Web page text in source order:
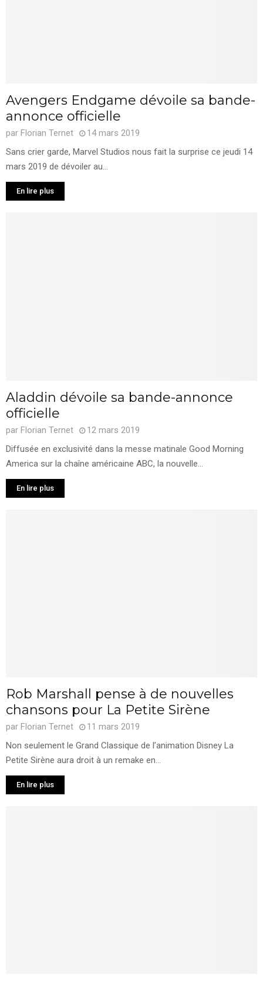
Avengers Endgame dévoile sa bande-
annonce officielle
par Florian Ternet
14 mars 2019
Sans crier garde, Marvel Studios nous fait la surprise ce jeudi 14
mars 2019 de dévoiler au...
En lire plus
Aladdin dévoile sa bande-annonce
officielle
par Florian Ternet
12 mars 2019
Diffusée en exclusivité dans la messe matinale Good Morning
America sur la chaîne américaine ABC, la nouvelle...
En lire plus
Rob Marshall pense à de nouvelles
chansons pour La Petite Sirène
par Florian Ternet
11 mars 2019
Non seulement le Grand Classique de l’animation Disney La
Petite Sirène aura droit à un remake en...
En lire plus